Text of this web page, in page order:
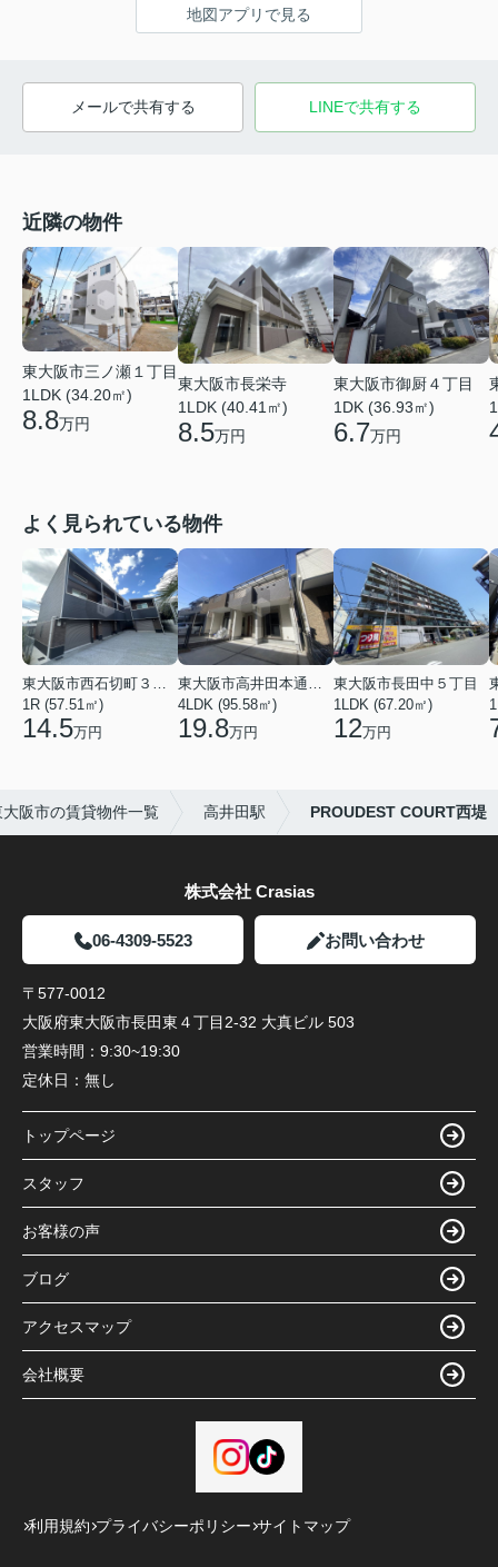
地図アプリで見る
メールで共有する LINEで共有する
近隣の物件
東大阪市三ノ瀬１丁目
1LDK (34.20㎡)
8.8万円
東大阪市長栄寺
1LDK (40.41㎡)
8.5万円
東大阪市御厨４丁目
1DK (36.93㎡)
6.7万円
よく見られている物件
東大阪市西石切町３丁目
1R (57.51㎡)
14.5万円
東大阪市高井田本通２丁目
4LDK (95.58㎡)
19.8万円
東大阪市長田中５丁目
1LDK (67.20㎡)
12万円
大阪市の賃貸物件一覧 高井田駅 PROUDEST COURT西堤
株式会社 Crasias
06-4309-5523 お問い合わせ
〒577-0012
大阪府東大阪市長田東４丁目2-32 大真ビル 503
営業時間： 9:30~19:30
定休日： 無し
トップページ
スタッフ
お客様の声
ブログ
アクセスマップ
会社概要
利用規約 プライバシーポリシー サイトマップ